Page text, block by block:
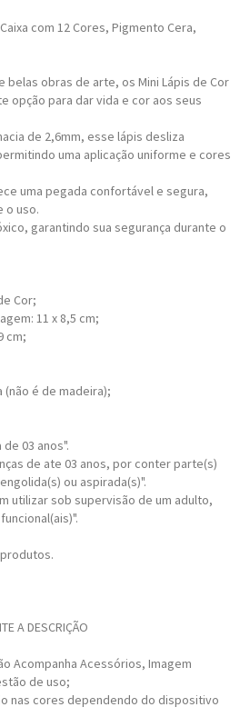
com 12 Cores, Pigmento Cera,
belas obras de arte, os Mini Lápis de Cor
opção para dar vida e cor aos seus
de 2,6mm, esse lápis desliza
uma aplicação uniforme e cores
uma pegada confortável e segura,
o uso.
garantindo sua segurança durante o
Cor;
11 x 8,5 cm;
cm;
(não é de madeira);
03 anos".
de ate 03 anos, por conter parte(s)
ou aspirada(s)".
utilizar sob supervisão de um adulto,
A DESCRIÇÃO
Acompanha Acessórios, Imagem
de uso;
nas cores dependendo do dispositivo